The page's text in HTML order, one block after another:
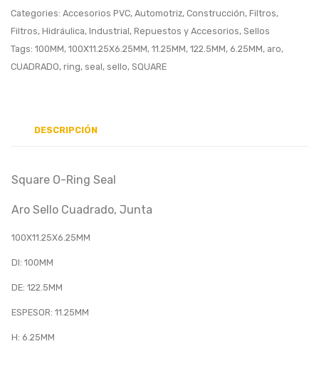
Junta,
Categories: Accesorios PVC, Automotriz, Construcción, Filtros,
Filtros, Hidráulica, Industrial, Repuestos y Accesorios, Sellos
Tags: 100MM, 100X11.25X6.25MM, 11.25MM, 122.5MM, 6.25MM, aro,
CUADRADO, ring, seal, sello, SQUARE
DESCRIPCIÓN
Square O-Ring Seal
Aro Sello Cuadrado, Junta
100X11.25X6.25MM
DI: 100MM
DE: 122.5MM
ESPESOR: 11.25MM
H: 6.25MM